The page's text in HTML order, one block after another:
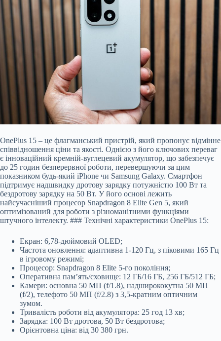
OnePlus 15 – це флагманський пристрій, який пропонує відмінне
співвідношення ціни та якості. Однією з його ключових переваг
є інноваційний кремній-вуглецевий акумулятор, що забезпечує
до 25 годин безперервної роботи, перевершуючи за цим
показником будь-який iPhone чи Samsung Galaxy. Смартфон
підтримує надшвидку дротову зарядку потужністю 100 Вт та
бездротову зарядку на 50 Вт. У його основі лежить
найсучасніший процесор Snapdragon 8 Elite Gen 5, який
оптимізований для роботи з різноманітними функціями
штучного інтелекту. ### Технічні характеристики OnePlus 15:
Екран: 6,78-дюймовий OLED;
Частота оновлення: адаптивна 1-120 Гц, з піковими 165 Гц
в ігровому режимі;
Процесор: Snapdragon 8 Elite 5-го покоління;
Оперативна пам’ять/сховище: 12 ГБ/16 ГБ, 256 ГБ/512 ГБ;
Камери: основна 50 МП (f/1.8), надширококутна 50 МП
(f/2), телефото 50 МП (f/2.8) з 3,5-кратним оптичним
зумом.
Тривалість роботи від акумулятора: 25 год 13 хв;
Зарядка: 100 Вт дротова, 50 Вт бездротова;
Орієнтовна ціна: від 30 380 грн.